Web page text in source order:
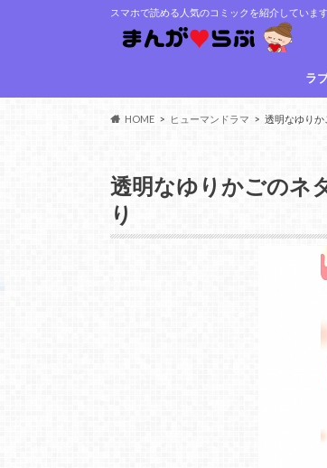
スマホで読める人気のコミックを紹介しています
ラ
HOME ヒューマンドラマ 透明なゆりか
透明なゆりかごのネ
り